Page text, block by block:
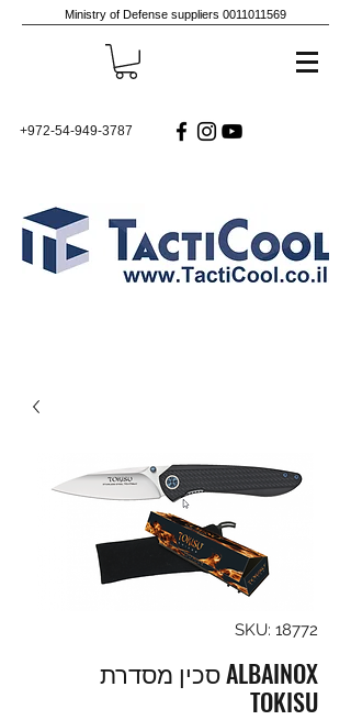
Ministry of Defense suppliers 0011011569
+972-54-949-3787
SKU: 18772
סכין מסדרת ALBAINOX
TOKISU